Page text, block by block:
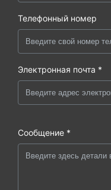
Телефонный номер
Электронная почта *
Сообщение *